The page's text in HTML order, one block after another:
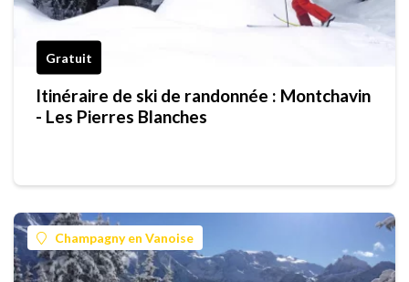
Gratuit
Itinéraire de ski de randonnée : Montchavin
- Les Pierres Blanches
Champagny en Vanoise